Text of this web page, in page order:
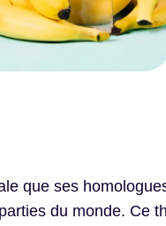
que ses
du monde. Ce